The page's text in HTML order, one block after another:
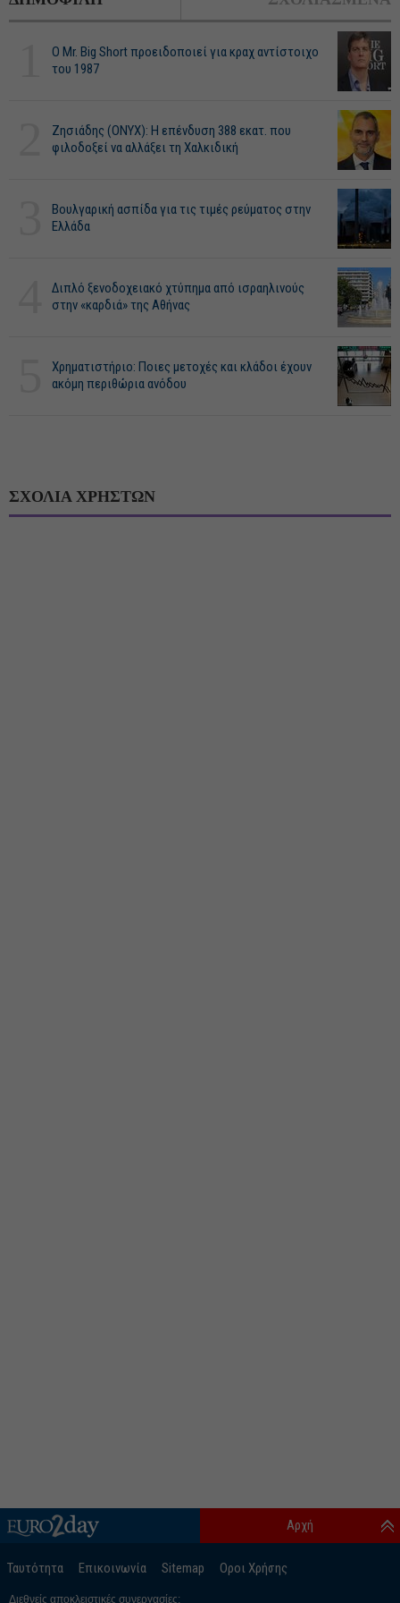
O Mr. Big Short προειδοποιεί για κραχ αντίστοιχο
του 1987
Ζησιάδης (ONYX): Η επένδυση 388 εκατ. που
φιλοδοξεί να αλλάξει τη Χαλκιδική
Βουλγαρική ασπίδα για τις τιμές ρεύματος στην
Ελλάδα
Διπλό ξενοδοχειακό χτύπημα από ισραηλινούς
στην «καρδιά» της Αθήνας
Χρηματιστήριο: Ποιες μετοχές και κλάδοι έχουν
ακόμη περιθώρια ανόδου
ΣΧΟΛΙΑ ΧΡΗΣΤΩΝ
Ταυτότητα Επικοινωνία Sitemap Οροι Χρήσης
Αρχή
Διεθνείς αποκλειστικές συνεργασίες: